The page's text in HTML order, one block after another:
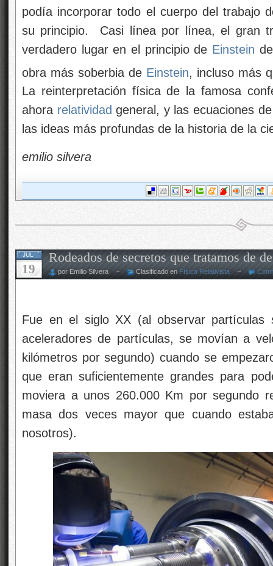
podía incorporar todo el cuerpo del trabajo
su principio. Casi línea por línea, el gran
verdadero lugar en el principio de Einstein
obra más soberbia de Einstein, incluso más
La reinterpretación física de la famosa
ahora relatividad general, y las ecuaciones
las ideas más profundas de la historia de la
emilio silvera
JUL
19
Rodeados de secretos que tratamos de
por Emilio Silvera ~ Clasificado en Física Relativista~
Fue en el siglo XX (al observar partículas
aceleradores de partículas, se movían a
kilómetros por segundo) cuando se
que eran suficientemente grandes para
moviera a unos 260.000 Km por segundo
masa dos veces mayor que cuando
nosotros).